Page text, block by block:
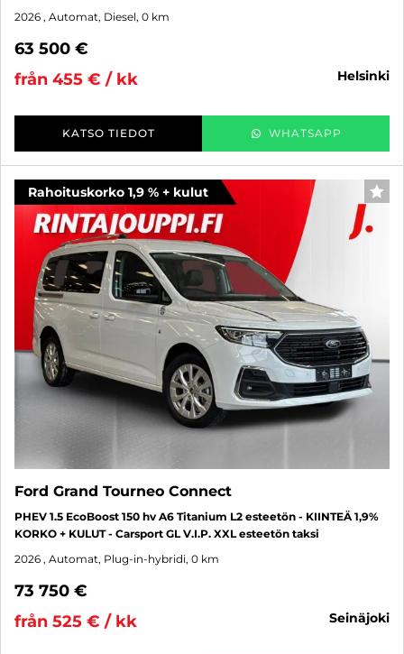
2026 , Automat, Diesel, 0 km
63 500 €
från 455 € / kk
helsinki
KATSO TIEDOT WHATSAPP
Rahoituskorko 1,9 % + kulut
Ford Grand Tourneo Connect
PHEV 1.5 EcoBoost 150 hv A6 Titanium L2 esteetön - KIINTEÄ 1,9%
KORKO + KULUT - Carsport GL V.I.P. XXL esteetön taksi
2026 , Automat, Plug-in-hybridi, 0 km
73 750 €
från 525 € / kk
seinäjoki